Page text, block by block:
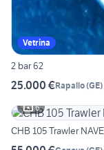
Vetrina
2 bar 62
25.000 €Rapallo(GE)
6
CHB 105 Trawler